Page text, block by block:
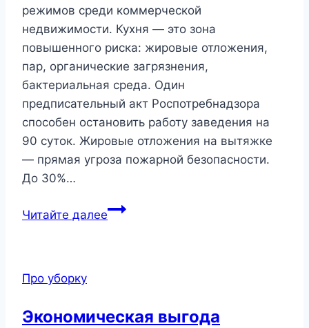
режимов среди коммерческой
недвижимости. Кухня — это зона
повышенного риска: жировые отложения,
пар, органические загрязнения,
бактериальная среда. Один
предписательный акт Роспотребнадзора
способен остановить работу заведения на
90 суток. Жировые отложения на вытяжке
— прямая угроза пожарной безопасности.
До 30%…
Читайте далееКлининг
на-
Про уборку
Экономическая выгода